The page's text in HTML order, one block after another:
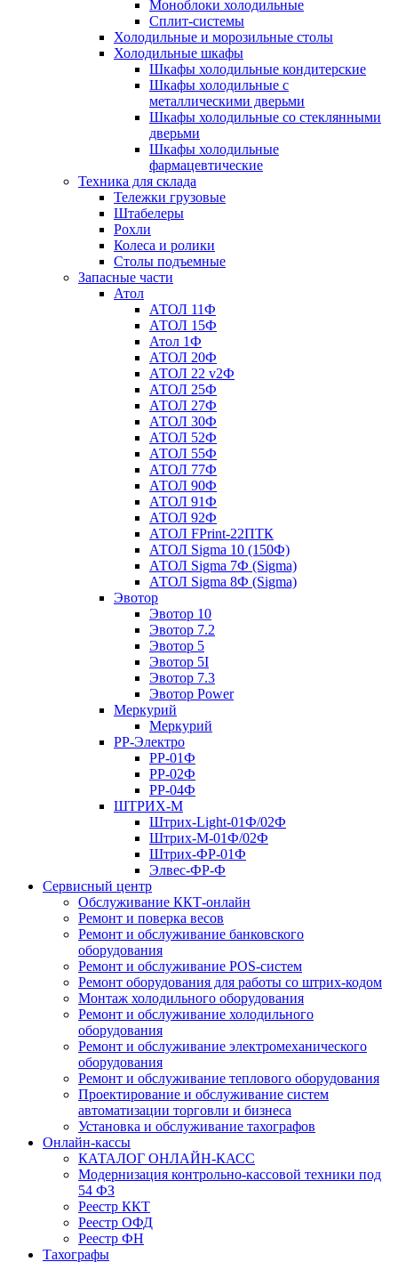
Моноблоки холодильные
Сплит-системы
Холодильные и морозильные столы
Холодильные шкафы
Шкафы холодильные кондитерские
Шкафы холодильные с
металлическими дверьми
Шкафы холодильные со стеклянными
дверьми
Шкафы холодильные
фармацевтические
Техника для склада
Тележки грузовые
Штабелеры
Рохли
Колеса и ролики
Столы подъемные
Запасные части
Атол
АТОЛ 11Ф
АТОЛ 15Ф
Атол 1Ф
АТОЛ 20Ф
АТОЛ 22 v2Ф
АТОЛ 25Ф
АТОЛ 27Ф
АТОЛ 30Ф
АТОЛ 52Ф
АТОЛ 55Ф
АТОЛ 77Ф
АТОЛ 90Ф
АТОЛ 91Ф
АТОЛ 92Ф
АТОЛ FPrint-22ПТК
АТОЛ Sigma 10 (150Ф)
АТОЛ Sigma 7Ф (Sigma)
АТОЛ Sigma 8Ф (Sigma)
Эвотор
Эвотор 10
Эвотор 7.2
Эвотор 5
Эвотор 5I
Эвотор 7.3
Эвотор Power
Меркурий
Меркурий
РР-Электро
РР-01Ф
РР-02Ф
РР-04Ф
ШТРИХ-М
Штрих-Light-01Ф/02Ф
Штрих-М-01Ф/02Ф
Штрих-ФР-01Ф
Элвес-ФР-Ф
Сервисный центр
Обслуживание ККТ-онлайн
Ремонт и поверка весов
Ремонт и обслуживание банковского
оборудования
Ремонт и обслуживание POS-систем
Ремонт оборудования для работы со штрих-кодом
Монтаж холодильного оборудования
Ремонт и обслуживание холодильного
оборудования
Ремонт и обслуживание электромеханического
оборудования
Ремонт и обслуживание теплового оборудования
Проектирование и обслуживание систем
автоматизации торговли и бизнеса
Установка и обслуживание тахографов
Онлайн-кассы
КАТАЛОГ ОНЛАЙН-КАСС
Модернизация контрольно-кассовой техники под
54 ФЗ
Реестр ККТ
Реестр ОФД
Реестр ФН
Тахографы